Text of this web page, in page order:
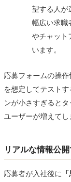
望する人が
幅広い求職
やチャット
います。
応募フォームの操
を想定してテスト
ンが小さすぎると
ユーザーが増えてし
リアルな情報公
応募者が入社後に